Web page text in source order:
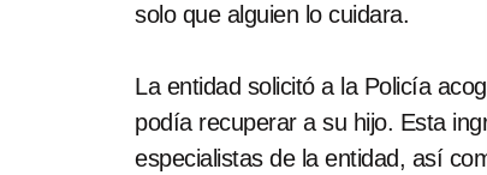
solo que alguien lo cuidara.
La entidad solicitó a la Policía
podía recuperar a su hijo. Esta
especialistas de la entidad, así